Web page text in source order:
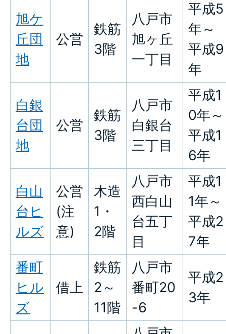
旭ケ
丘団
地
公営
鉄筋
3階
八戸市
旭ヶ丘
一丁目
平成5
年～
平成9
年
白銀
台団
地
公営
鉄筋
3階
八戸市
白銀台
三丁目
平成1
0年～
平成1
6年
白山
台ヒ
ルズ
公営
(注
意)
木造
1・
2階
八戸市
西白山
台五丁
目
平成1
1年～
平成2
7年
番町
ヒル
ズ
借上
鉄筋
2～
11階
八戸市
番町20
-6
平成2
3年